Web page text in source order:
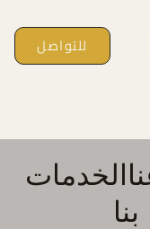
للتواصل
الخدمات